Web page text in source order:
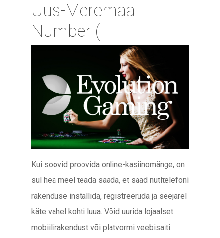
Uus-Meremaa
Number (
Kui soovid proovida online-kasiinomänge, on
sul hea meel teada saada, et saad nutitelefoni
rakenduse installida, registreeruda ja seejärel
käte vahel kohti luua. Võid uurida lojaalset
mobiilirakendust või platvormi veebisaiti.